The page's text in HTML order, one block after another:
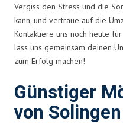
Vergiss den Stress und die
kann, und vertraue auf die
Kontaktiere uns noch heute
lass uns gemeinsam deinen
zum Erfolg machen!
Günstiger
von